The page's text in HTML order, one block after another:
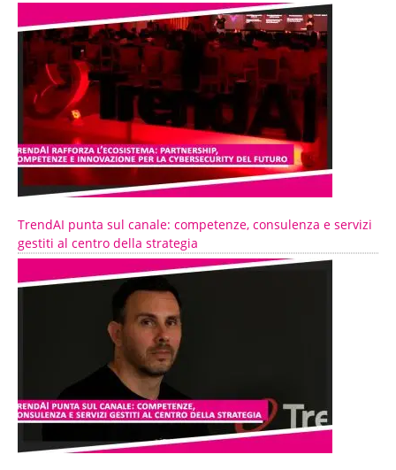
TrendAI punta sul canale: competenze, consulenza e servizi
gestiti al centro della strategia